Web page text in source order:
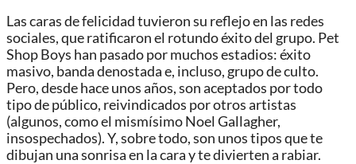
Las caras de felicidad tuvieron su reflejo en las redes
sociales, que ratificaron el rotundo éxito del grupo. Pet
Shop Boys han pasado por muchos estadios: éxito
masivo, banda denostada e, incluso, grupo de culto.
Pero, desde hace unos años, son aceptados por todo
tipo de público, reivindicados por otros artistas
(algunos, como el mismísimo Noel Gallagher,
insospechados). Y, sobre todo, son unos tipos que te
dibujan una sonrisa en la cara y te divierten a rabiar.